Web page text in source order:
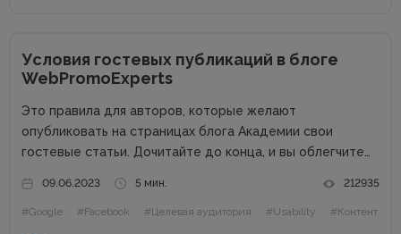
Условия гостевых публикаций в блоге
WebPromoExperts
Это правила для авторов, которые желают
опубликовать на страницах блога Академии свои
гостевые статьи. Дочитайте до конца, и вы облегчите
интернет-маркетинга WebPromoExperts в цифрах: 37
000 уникальных посетителей, 90 000 подписчиков...
09.06.2023 5 мин. 212935
#Google #Facebook #Целевая аудитория #Usability #Контент